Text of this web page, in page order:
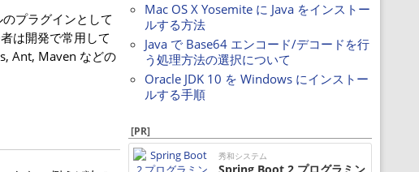
プラグインとして
は開発で常用して
Ant, Maven などの
Mac OS X Yosemite に Java をインストー
ルする方法
Java で Base64 エンコード/デコードを行
う処理方法の選択について
Oracle JDK 10 を Windows にインストー
ルする手順
[PR]
秀和システム